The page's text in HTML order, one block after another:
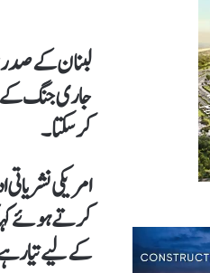
لبنان کے
جاری جنگ کے
کرسکتا۔
امریکی
کرتےہوئے کہا
کےلیے تیار